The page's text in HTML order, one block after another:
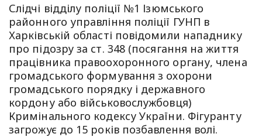
Слідчі відділу поліції №1 Ізюмського
районного управління поліції ГУНП в
Харківській області повідомили нападнику
про підозру за ст. 348 (посягання на життя
працівника правоохоронного органу, члена
громадського формування з охорони
громадського порядку і державного
кордону або військовослужбовця)
Кримінального кодексу України. Фігуранту
загрожує до 15 років позбавлення волі.